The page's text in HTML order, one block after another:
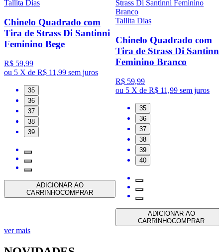
Tallita Dias
Chinelo Quadrado com
Tira de Strass Di Santinni
Feminino Bege
R$ 59,99
ou 5 X de R$ 11,99 sem juros
35
36
37
38
39
ADICIONAR AO
CARRINHOCOMPRAR
Tallita Dias
Chinelo Quadrado com
Tira de Strass Di Santinni
Feminino Branco
R$ 59,99
ou 5 X de R$ 11,99 sem juros
35
36
37
38
39
40
ADICIONAR AO
CARRINHOCOMPRAR
ver mais